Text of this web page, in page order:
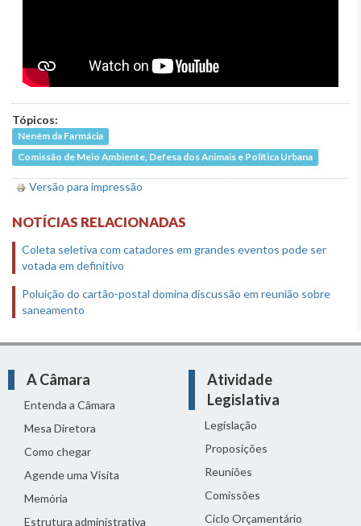
Tópicos:
Neném da Farmácia
Comissão de Meio Ambiente, Defesa dos Animais e Política Urbana
Versão para impressão
NOTÍCIAS RELACIONADAS
Coleta seletiva com catadores em grandes eventos pode ser
votada em definitivo
Poluição do cartão-postal domina discussão em reunião sobre
saneamento
A Câmara
Entenda a Câmara
Mesa Diretora
Como chegar
Agende uma Visita
Memória
Estrutura administrativa
Atividade
Legislativa
Legislação
Proposições
Reuniões
Comissões
Ciclo Orçamentário